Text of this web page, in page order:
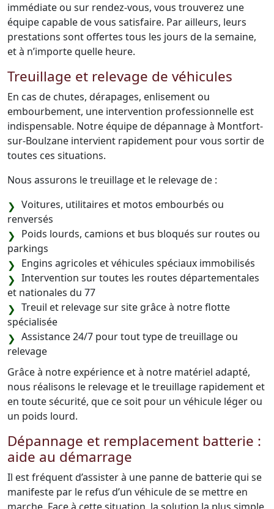
immédiate ou sur rendez-vous, vous trouverez une
équipe capable de vous satisfaire. Par ailleurs, leurs
prestations sont offertes tous les jours de la semaine,
et à n’importe quelle heure.
Treuillage et relevage de véhicules
En cas de chutes, dérapages, enlisement ou
embourbement, une intervention professionnelle est
indispensable. Notre équipe de dépannage à Montfort-
sur-Boulzane intervient rapidement pour vous sortir de
toutes ces situations.
Nous assurons le treuillage et le relevage de :
Voitures, utilitaires et motos embourbés ou
renversés
Poids lourds, camions et bus bloqués sur routes ou
parkings
Engins agricoles et véhicules spéciaux immobilisés
Intervention sur toutes les routes départementales
et nationales du 77
Treuil et relevage sur site grâce à notre flotte
spécialisée
Assistance 24/7 pour tout type de treuillage ou
relevage
Grâce à notre expérience et à notre matériel adapté,
nous réalisons le relevage et le treuillage rapidement et
en toute sécurité, que ce soit pour un véhicule léger ou
un poids lourd.
Dépannage et remplacement batterie :
aide au démarrage
Il est fréquent d’assister à une panne de batterie qui se
manifeste par le refus d’un véhicule de se mettre en